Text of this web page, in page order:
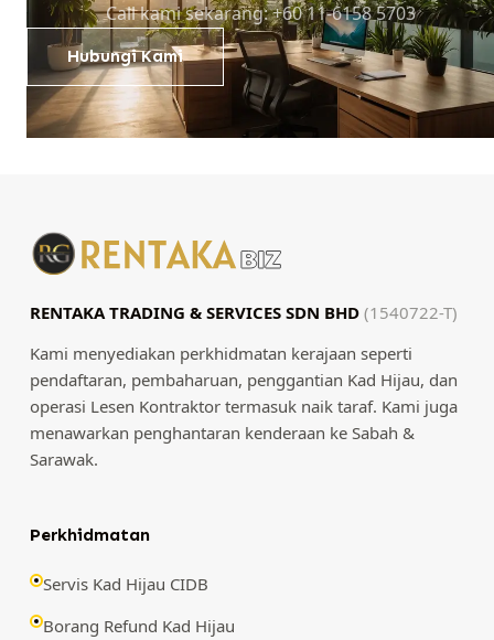
Call kami sekarang: +60 11-6158 5703
Hubungi Kami
RENTAKA TRADING & SERVICES SDN BHD (1540722-T)
Kami menyediakan perkhidmatan kerajaan seperti
pendaftaran, pembaharuan, penggantian Kad Hijau, dan
operasi Lesen Kontraktor termasuk naik taraf. Kami juga
menawarkan penghantaran kenderaan ke Sabah &
Sarawak.
Perkhidmatan
Servis Kad Hijau CIDB
Borang Refund Kad Hijau